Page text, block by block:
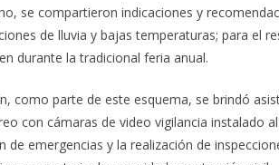
se compartieron indicaciones y
de lluvia y bajas temperaturas; para el
durante la tradicional feria anual.
como parte de este esquema, se brindó
con cámaras de video vigilancia instalado
de emergencias y la realización de